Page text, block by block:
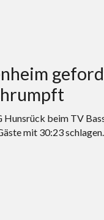
beim TV
mit 30:23